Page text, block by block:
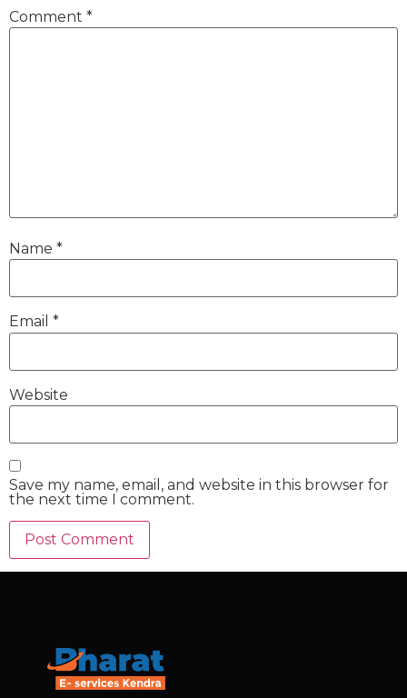
Comment *
Name *
Email *
Website
Save my name, email, and website in this browser for
the next time I comment.